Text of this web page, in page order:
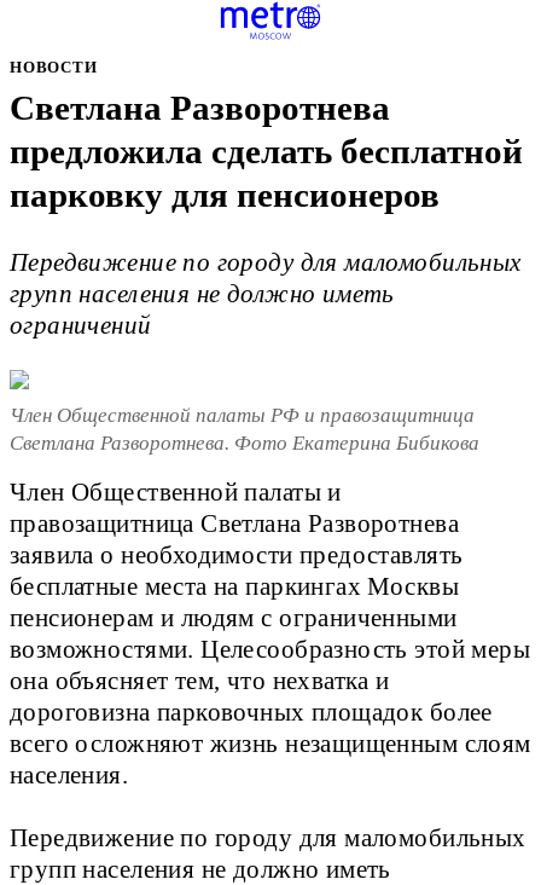
НОВОСТИ
Светлана Разворотнева
предложила сделать бесплатной
парковку для пенсионеров
Передвижение по городу для маломобильных
групп населения не должно иметь
ограничений
Член Общественной палаты РФ и правозащитница
Светлана Разворотнева. Фото Екатерина Бибикова
Член Общественной палаты и
правозащитница Светлана Разворотнева
заявила о необходимости предоставлять
бесплатные места на паркингах Москвы
пенсионерам и людям с ограниченными
возможностями. Целесообразность этой меры
она объясняет тем, что нехватка и
дороговизна парковочных площадок более
всего осложняют жизнь незащищенным слоям
населения.
Передвижение по городу для маломобильных
групп населения не должно иметь